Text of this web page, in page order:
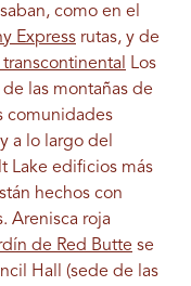
como en el
Express rutas, y de
Los
las montañas de
comunidades
a lo largo del
Lake edificios más
hechos con
Arenisca roja
de Red Butte se
Hall (sede de las